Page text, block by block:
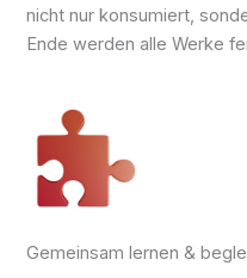
nicht nur kon­su­miert,
Ende wer­den alle Wer­ke
Gemeinsam lernen &